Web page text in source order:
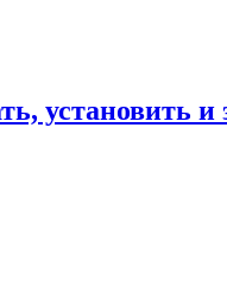
установить